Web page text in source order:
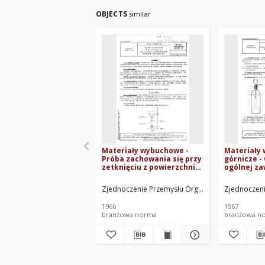
OBJECTS similar
Materiały wybuchowe -
Próba zachowania się przy
zetknięciu z powierzchnią
czerwonego żaru BN-
64/6091-17
Zjednoczenie Przemysłu Organicznego i
1966
branżowa norma
Materiały
górnicze -
ogólnej
benzenie
1967
branżowa